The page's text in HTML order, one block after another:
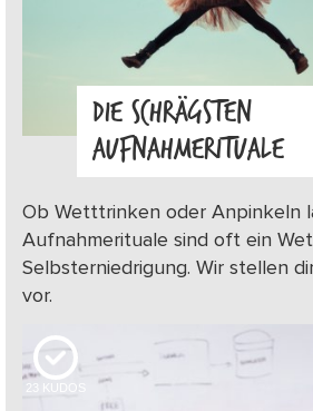
DIE SCHRÄGSTEN
AUFNAHMERITUALE
Ob Wetttrinken oder Anpinkeln
Aufnahmerituale sind oft ein
Selbsterniedrigung. Wir stellen
vor.
23 KUDOS